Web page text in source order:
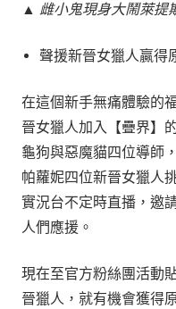
▲ 雌小鬼現身大鬧萊提
聲援新晉女獵人贏得
在這個新手無痛體驗的
晉女獵人加入【疊界】
龜狗與惡魔貓四位導師
帕蘿妮四位新晉女獵人
實況台不定時直播，邀
人們應援。
現在至官方粉絲團活動
晉獵人，就有機會獲得